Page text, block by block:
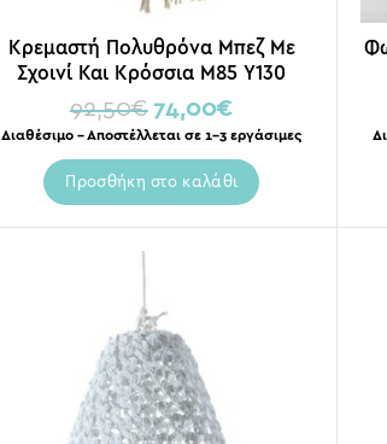
Κρεμαστή Πολυθρόνα Μπεζ Με
Σχοινί Και Κρόσσια Μ85 Υ130
92,50€ 74,00€
Διαθέσιμο – Αποστέλλεται σε 1-3 εργάσιμες
Προσθήκη στο καλάθι